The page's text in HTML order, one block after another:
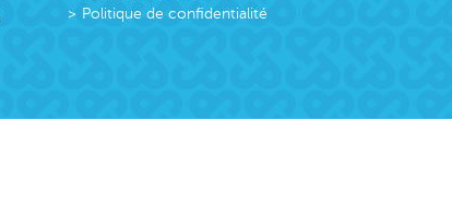
Politique de confidentialité